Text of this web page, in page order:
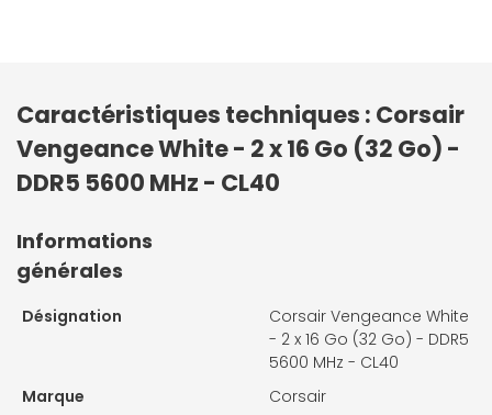
Caractéristiques techniques : Corsair
Vengeance White - 2 x 16 Go (32 Go) -
DDR5 5600 MHz - CL40
Informations
générales
Désignation
Corsair Vengeance White
- 2 x 16 Go (32 Go) - DDR5
5600 MHz - CL40
Marque
Corsair